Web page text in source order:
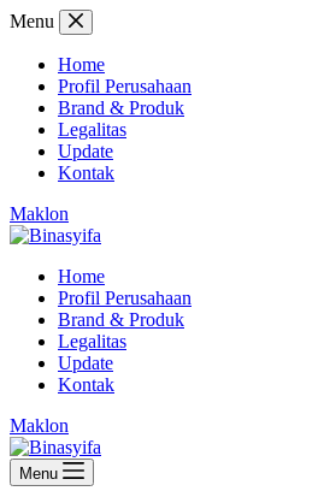
Skip
content
Menu
Home
Profil Perusahaan
Brand & Produk
Legalitas
Update
Kontak
Maklon
Home
Profil Perusahaan
Brand & Produk
Legalitas
Update
Kontak
Maklon
Menu